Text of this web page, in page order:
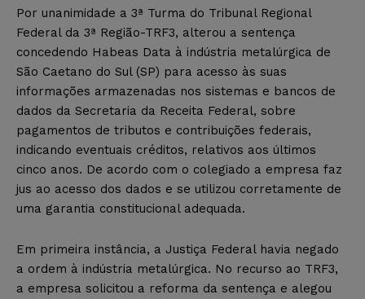
Por unanimidade a 3ª Turma do Tribunal Regional
Federal da 3ª Região-TRF3, alterou a sentença
concedendo Habeas Data à indústria metalúrgica de
São Caetano do Sul (SP) para acesso às suas
informações armazenadas nos sistemas e bancos de
dados da Secretaria da Receita Federal, sobre
pagamentos de tributos e contribuições federais,
indicando eventuais créditos, relativos aos últimos
cinco anos. De acordo com o colegiado a empresa faz
jus ao acesso dos dados e se utilizou corretamente de
uma garantia constitucional adequada.
Em primeira instância, a Justiça Federal havia negado
a ordem à indústria metalúrgica. No recurso ao TRF3,
a empresa solicitou a reforma da sentença e alegou